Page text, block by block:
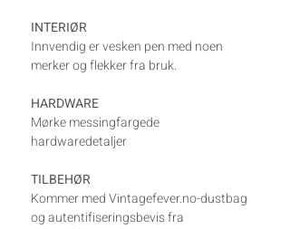
INTERIØR
Innvendig er vesken pen med noen
merker og flekker fra bruk.
HARDWARE
Mørke messingfargede
hardwaredetaljer
TILBEHØR
Kommer med Vintagefever.no-dustbag
og autentifiseringsbevis fra